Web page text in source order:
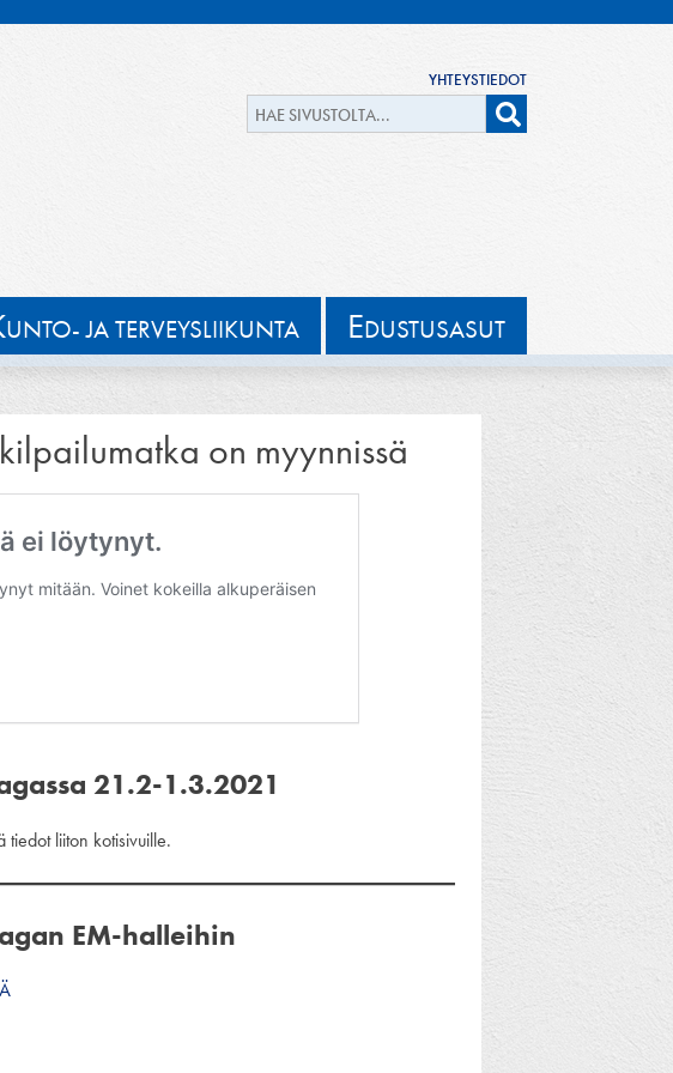
YHTEYSTIEDOT
UNTO- JA TERVEYSLIIKUNTA EDUSTUSASUT
on myynnissä
21.2-1.3.2021
tiedot liiton kotisivuille.
EM-halleihin